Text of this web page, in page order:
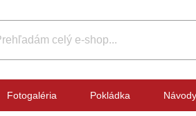
Fotogaléria Pokládka